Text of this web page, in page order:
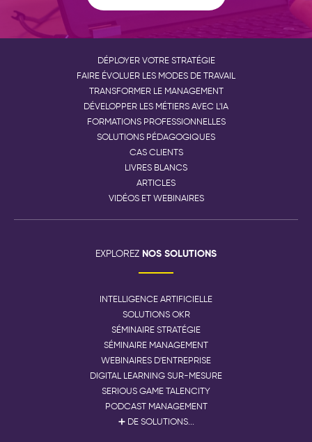
DÉPLOYER VOTRE STRATÉGIE
FAIRE ÉVOLUER LES MODES DE TRAVAIL
TRANSFORMER LE MANAGEMENT
DÉVELOPPER LES MÉTIERS AVEC L'IA
FORMATIONS PROFESSIONNELLES
SOLUTIONS PÉDAGOGIQUES
CAS CLIENTS
LIVRES BLANCS
ARTICLES
VIDÉOS ET WEBINAIRES
EXPLOREZ NOS SOLUTIONS
INTELLIGENCE ARTIFICIELLE
SOLUTIONS OKR
SÉMINAIRE STRATÉGIE
SÉMINAIRE MANAGEMENT
WEBINAIRES D'ENTREPRISE
DIGITAL LEARNING SUR-MESURE
SERIOUS GAME TALENCITY
PODCAST MANAGEMENT
➕ DE SOLUTIONS...